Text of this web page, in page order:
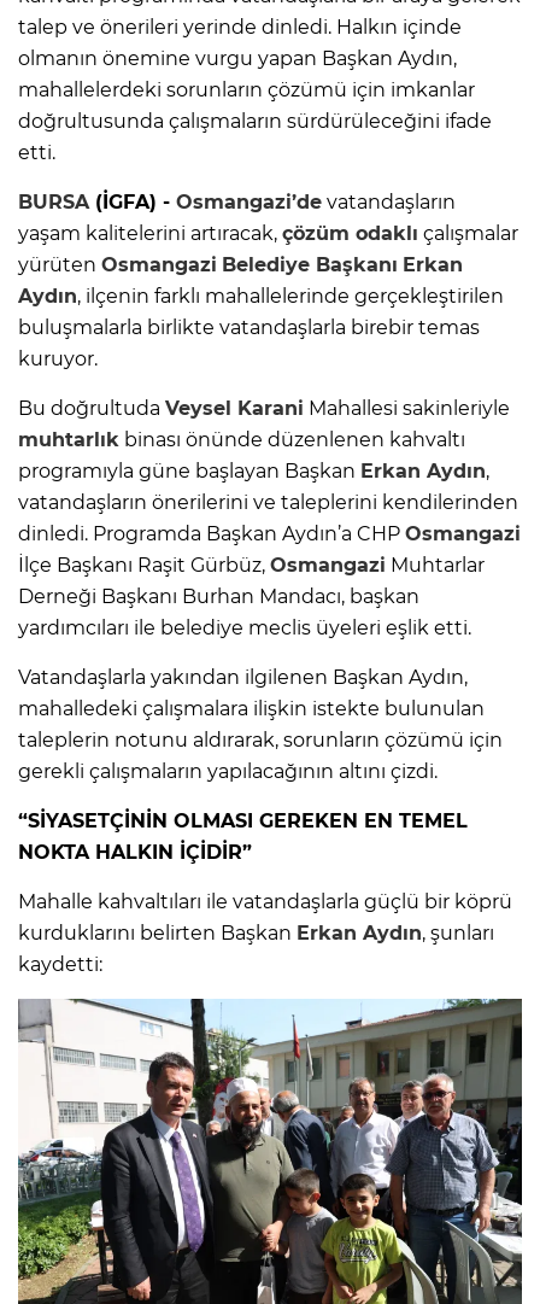
talep ve önerileri yerinde dinledi. Halkın içinde
olmanın önemine vurgu yapan Başkan Aydın,
mahallelerdeki sorunların çözümü için imkanlar
doğrultusunda çalışmaların sürdürüleceğini ifade
etti.
BURSA(İGFA) - Osmangazi’de vatandaşların
yaşam kalitelerini artıracak, çözüm odaklı çalışmalar
yürüten Osmangazi Belediye Başkanı Erkan
Aydın, ilçenin farklı mahallelerinde gerçekleştirilen
buluşmalarla birlikte vatandaşlarla birebir temas
kuruyor.
Bu doğrultuda Veysel Karani Mahallesi sakinleriyle
muhtarlık binası önünde düzenlenen kahvaltı
programıyla güne başlayan Başkan Erkan Aydın,
vatandaşların önerilerini ve taleplerini kendilerinden
dinledi. Programda Başkan Aydın’a CHP Osmangazi
İlçe Başkanı Raşit Gürbüz, Osmangazi Muhtarlar
Derneği Başkanı Burhan Mandacı, başkan
yardımcıları ile belediye meclis üyeleri eşlik etti.
Vatandaşlarla yakından ilgilenen Başkan Aydın,
mahalledeki çalışmalara ilişkin istekte bulunulan
taleplerin notunu aldırarak, sorunların çözümü için
gerekli çalışmaların yapılacağının altını çizdi.
“SİYASETÇİNİN OLMASI GEREKEN EN TEMEL
NOKTA HALKIN İÇİDİR”
Mahalle kahvaltıları ile vatandaşlarla güçlü bir köprü
kurduklarını belirten Başkan Erkan Aydın, şunları
kaydetti: